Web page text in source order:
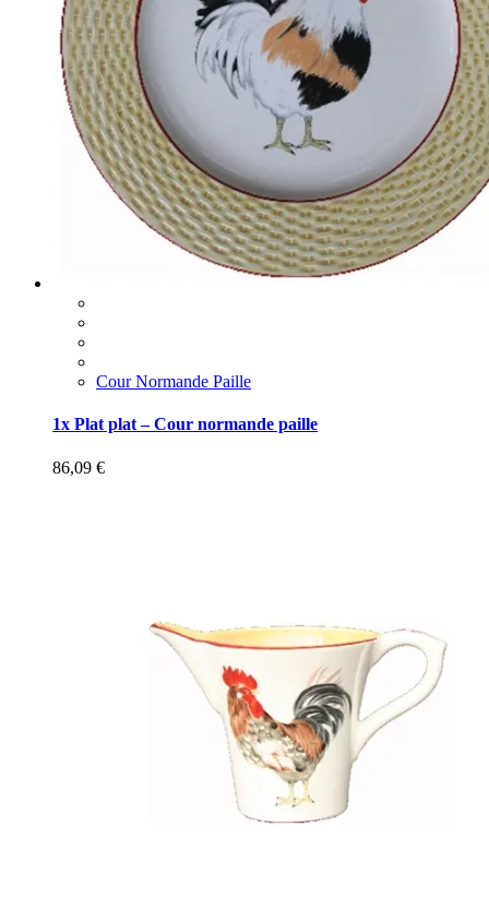
Cour Normande Paille
1x Plat plat – Cour normande paille
86,09 €